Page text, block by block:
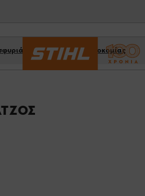
& παρελκόμενα δασοκομίας